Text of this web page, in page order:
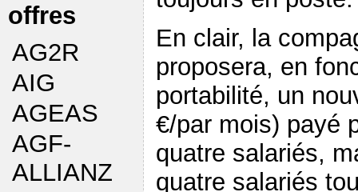
offres
AG2R
AIG
AGEAS
AGF-
ALLIANZ
En clair, la
proposera, en
portabilité, un
€/par mois) payé
quatre salariés,
quatre salariés